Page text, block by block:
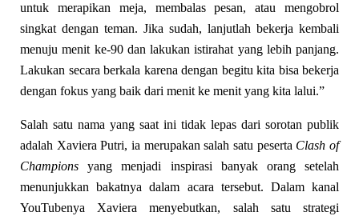
untuk merapikan meja, membalas pesan, atau mengobrol
singkat dengan teman. Jika sudah, lanjutlah bekerja kembali
menuju menit ke-90 dan lakukan istirahat yang lebih panjang.
Lakukan secara berkala karena dengan begitu kita bisa bekerja
dengan fokus yang baik dari menit ke menit yang kita lalui.”
Salah satu nama yang saat ini tidak lepas dari sorotan publik
adalah Xaviera Putri, ia merupakan salah satu peserta Clash of
Champions yang menjadi inspirasi banyak orang setelah
menunjukkan bakatnya dalam acara tersebut. Dalam kanal
YouTubenya Xaviera menyebutkan, salah satu strategi